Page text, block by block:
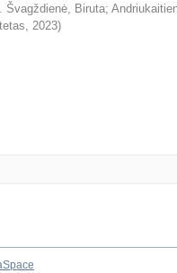
Švagždienė, Biruta;
, 2023)